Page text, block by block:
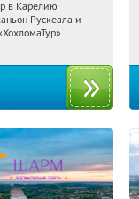
Купили:
в Карелию
Рускеала и